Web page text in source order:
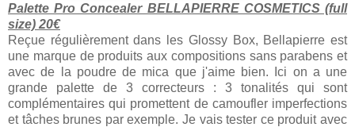
Palette Pro Concealer BELLAPIERRE COSMETICS (full
size) 20€
Reçue régulièrement dans les Glossy Box, Bellapierre est
une marque de produits aux compositions sans parabens et
avec de la poudre de mica que j'aime bien. Ici on a une
grande palette de 3 correcteurs : 3 tonalités qui sont
complémentaires qui promettent de camoufler imperfections
et tâches brunes par exemple. Je vais tester ce produit avec